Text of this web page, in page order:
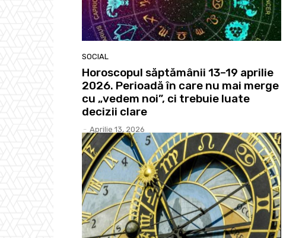
SOCIAL
Horoscopul săptămânii 13–19 aprilie
2026. Perioadă în care nu mai merge
cu „vedem noi”, ci trebuie luate
decizii clare
- Aprilie 13, 2026